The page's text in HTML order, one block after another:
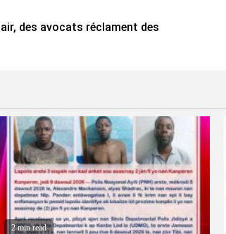
des avocats réclament des
2 min read